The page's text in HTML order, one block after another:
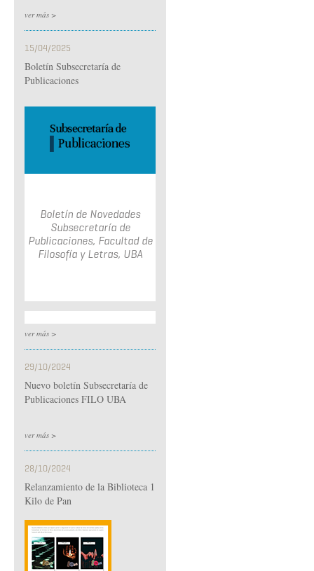
ver más >
15/04/2025
Boletín Subsecretaría de
Publicaciones
Boletín de Novedades
Subsecretaría de
Publicaciones, Facultad de
Filosofía y Letras, UBA
ver más >
29/10/2024
Nuevo boletín Subsecretaría de
Publicaciones FILO UBA
ver más >
28/10/2024
Relanzamiento de la Biblioteca 1
Kilo de Pan